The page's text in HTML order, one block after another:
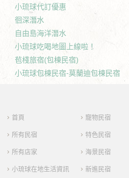
小琉球代訂優惠
徊深潛水
自由島海洋潛水
小琉球吃喝地圖上線啦！
苞棧旅宿(包棟民宿)
小琉球包棟民宿-莫蘭迪包棟民宿
首頁
所有民宿
所有店家
小琉球在地生活資訊
寵物民宿
特色民宿
海景民宿
新進民宿